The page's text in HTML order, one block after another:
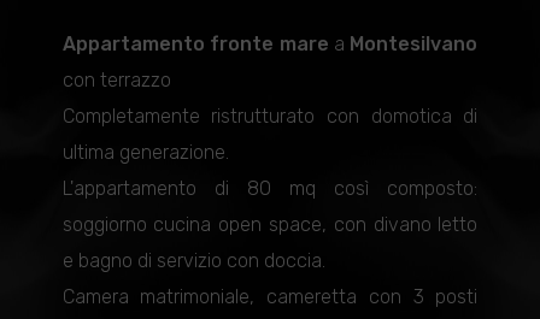
Appartamento fronte mare a Montesilvano
con terrazzo
Completamente ristrutturato con domotica di
ultima generazione.
L'appartamento di 80 mq così composto:
soggiorno cucina open space, con divano letto
e bagno di servizio con doccia.
Camera matrimoniale, cameretta con 3 posti